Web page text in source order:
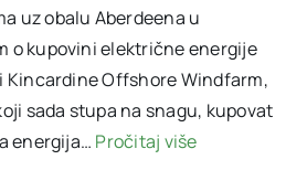
uz obalu Aberdeena u
o kupovini električne energije
Kincardine Offshore Windfarm,
sada stupa na snagu, kupovat
energija… Pročitaj više